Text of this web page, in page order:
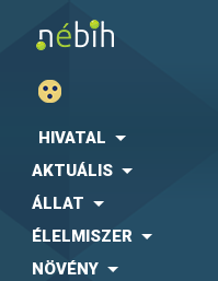
HIVATAL
AKTUÁLIS
ÁLLAT
ÉLELMISZER
NÖVÉNY